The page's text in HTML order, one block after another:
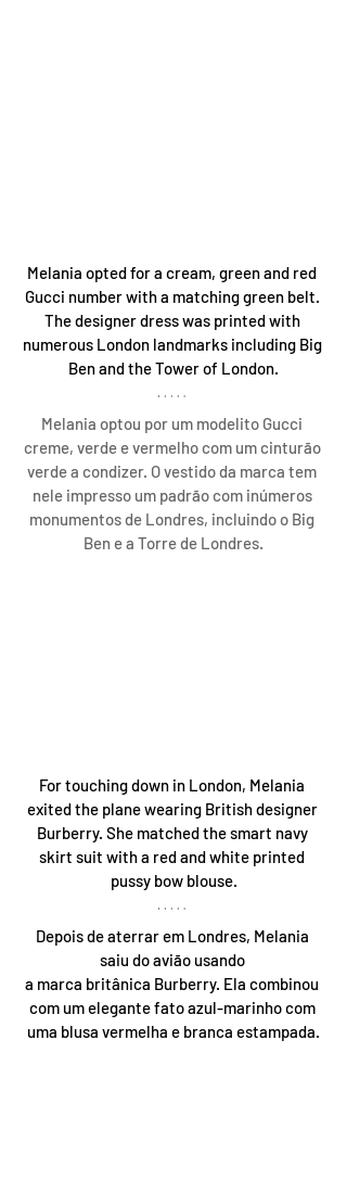
Melania opted for a cream, green and red
Gucci number with a matching green belt.
The designer dress was printed with
numerous London landmarks including Big
Ben and the Tower of London.
Melania optou por um modelito Gucci
creme, verde e vermelho com um cinturão
verde a condizer. O vestido da marca tem
nele impresso um padrão com inúmeros
monumentos de Londres, incluindo o Big
Ben e a Torre de Londres.
For touching down in London, Melania
exited the plane wearing British designer
Burberry. She matched the smart navy
skirt suit with a red and white printed
pussy bow blouse.
Depois de aterrar em Londres, Melania
saiu do avião usando
a marca britânica Burberry. Ela combinou
com um elegante fato azul-marinho com
uma blusa vermelha e branca estampada.